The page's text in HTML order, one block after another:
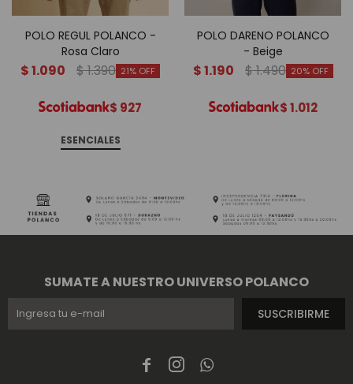
POLO REGUL POLANCO -
Rosa Claro
$1.090 $1.390 21
$ 927
ESENCIALES
POLO DARENO POLANCO
- Beige
$1.190 $1.490 20
$1.012
  
SUMATE A NUESTRO UNIVERSO POLANCO
SUSCRIBIRME